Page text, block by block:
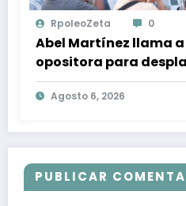
RpoleoZeta 0
Abel Martínez llama
opositora para
recuperar la
Agosto 6, 2026
PUBLICAR